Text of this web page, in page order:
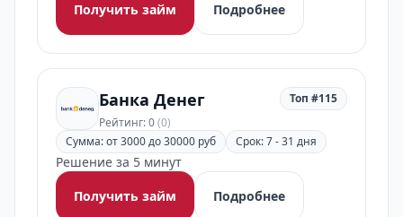
Получить займ
Подробнее
Банка Денег
Рейтинг: 0(0)
Топ #115
Сумма: от 3000 до 30000 руб Срок: 7 - 31 дня
Решение за 5 минут
Получить займ
Подробнее